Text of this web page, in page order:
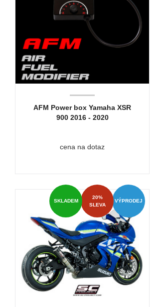
AFM Power box Yamaha XSR
900 2016 - 2020
cena na dotaz
VÝPRODEJ
20%
SLEVA
SKLADEM